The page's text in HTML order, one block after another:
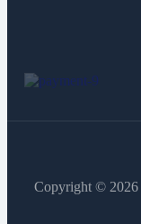
Copyright © 2026